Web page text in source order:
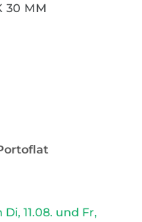
30 MM
11.08. und Fr,